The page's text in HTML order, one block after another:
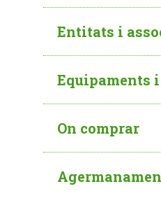
Entitats i
Equipaments
On comprar